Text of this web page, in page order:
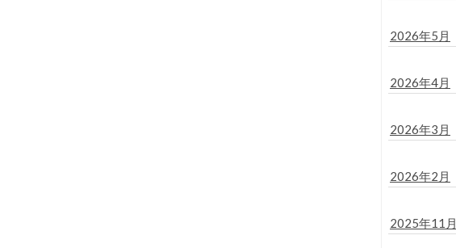
2026年5月
2026年4月
2026年3月
2026年2月
2025年11月